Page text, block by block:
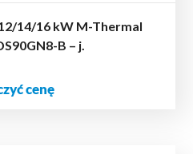
14/16 kW M-Thermal
B – j.
cenę